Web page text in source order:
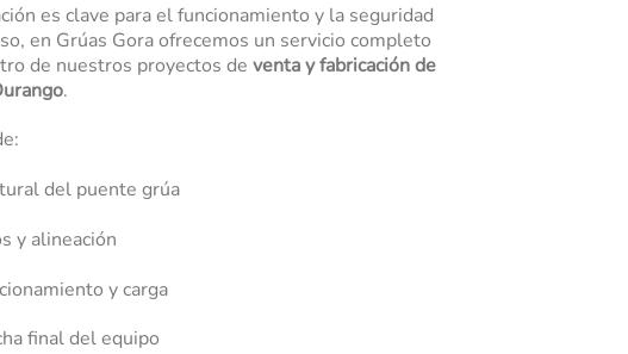
es clave para el funcionamiento y la seguridad
en Grúas Gora ofrecemos un servicio completo
de nuestros proyectos de venta y fabricación de
.
del puente grúa
y alineación
y carga
final del equipo